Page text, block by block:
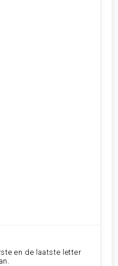
en de laatste letter